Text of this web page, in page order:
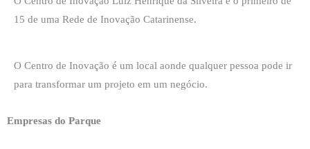
15 de uma Rede de Inovação Catarinense.
O Centro de Inovação é um local aonde qualquer pessoa pode ir
para transformar um projeto em um negócio.
Empresas do Parque